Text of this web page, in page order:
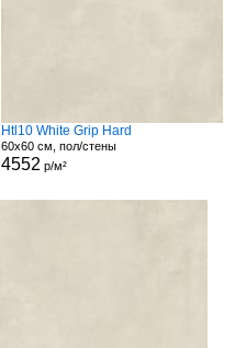
Htl10 White Grip Hard
60x60 см, пол/стены
4552 р/м²